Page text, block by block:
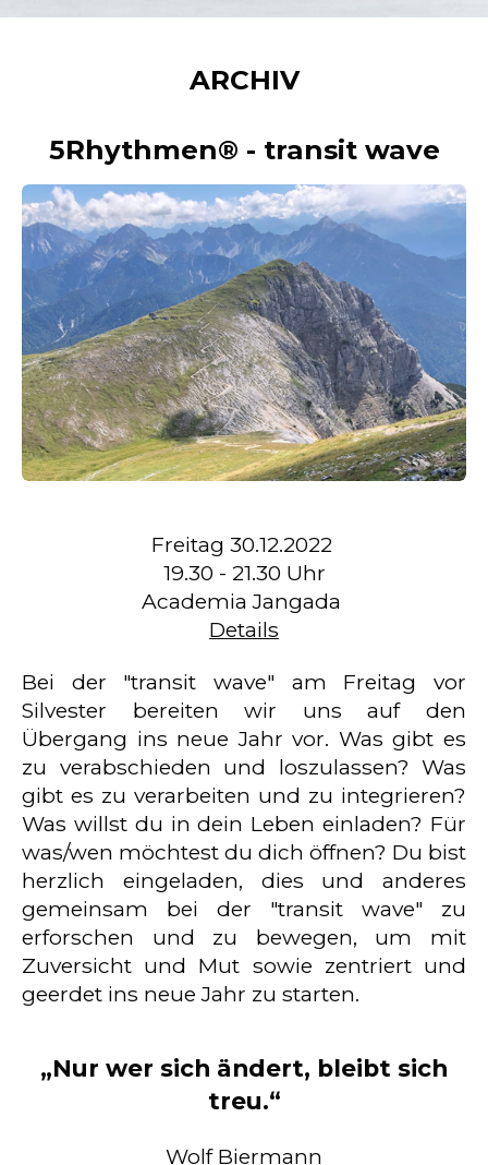
ARCHIV
5Rhythmen® - transit wave
Freitag 30.12.2022
19.30 - 21.30 Uhr
Academia Jangada
Details
Bei der "transit wave" am Freitag vor
Silvester bereiten wir uns auf den
Übergang ins neue Jahr vor. Was gibt es
zu verabschieden und loszulassen? Was
gibt es zu verarbeiten und zu integrieren?
Was willst du in dein Leben einladen? Für
was/wen möchtest du dich öffnen? Du bist
herzlich eingeladen, dies und anderes
gemeinsam bei der "transit wave" zu
erforschen und zu bewegen, um mit
Zuversicht und Mut sowie zentriert und
geerdet ins neue Jahr zu starten.
„Nur wer sich ändert, bleibt sich
treu.“
Wolf Biermann